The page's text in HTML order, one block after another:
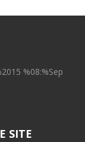
%08:%Sep
SITE